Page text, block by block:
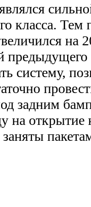
класса. Тем
на
систему,
задним
на